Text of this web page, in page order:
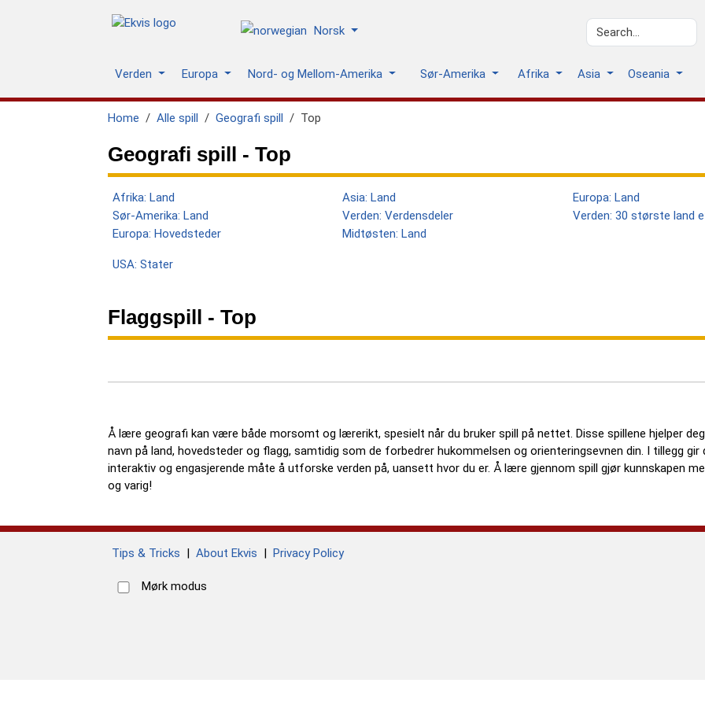
Norsk
Verden Europa Nord- og Mellom-Amerika Sør-Amerika Afrika Asia Oseania
Home Alle spill Geografi spill Top
Geografi spill - Top
Afrika: Land Asia: Land
Europa: Land
Sør-Amerika: Land
Verden: Verdensdeler
Verden: 30 største land
Europa: Hovedsteder
Midtøsten: Land
USA: Stater
Flaggspill - Top
Å lære geografi kan være både morsomt og lærerikt, spesielt når du bruker spill på nettet. Disse spillene hjelper
navn på land, hovedsteder og flagg, samtidig som de forbedrer hukommelsen og orienteringsevnen din. I tillegg gir
interaktiv og engasjerende måte å utforske verden på, uansett hvor du er. Å lære gjennom spill gjør kunnskapen
og varig!
Tips & Tricks | About Ekvis | Privacy Policy
Mørk modus